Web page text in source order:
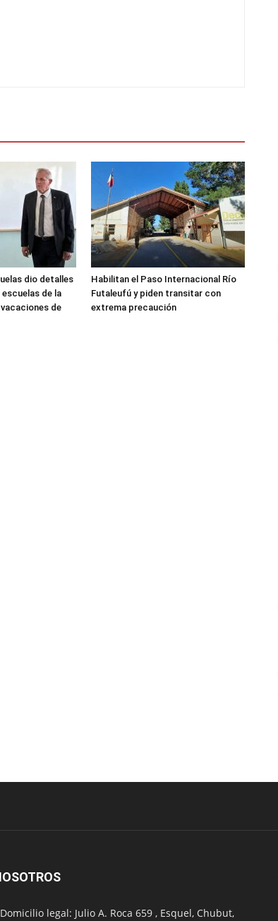
dio detalles
de la
de
Habilitan el Paso Internacional Río
Futaleufú y piden transitar con
extrema precaución
legal: Julio A. Roca 659 , Esquel, Chubut,